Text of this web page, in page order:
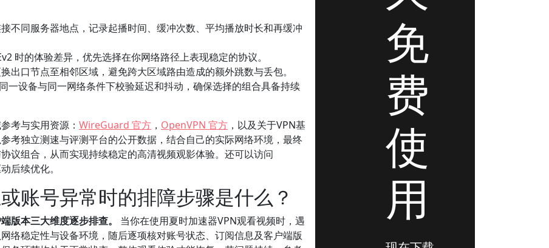
不同服务器地点，记录起播时间、缓冲次数、平均播放时长和再缓冲
时的体验差异，优先选择在你网络路径上表现稳定的协议。
出口节点至相邻区域，避免跨大区域路由造成的额外跳数与丢包。
设备与同一网络条件下校验延迟和抖动，确保选择的组合具备持续
考与实用资源： WireGuard 官方 ， OpenVPN 官方 ，以及关于VPN基
考独立测速与评测平台的公开数据，结合自己的实际网络环境，最终
议组合，从而实现持续稳定的高清视频观影体验。还可以访问
后续优化。
账号异常时的排障步骤是什么？
版本三大维度逐步排查。
当你在使用夏时加速器VPN观看视频时，遇
络稳定性与设备环境，随后逐项核对账号状态、订阅信息及客户端版
免
费
使
用